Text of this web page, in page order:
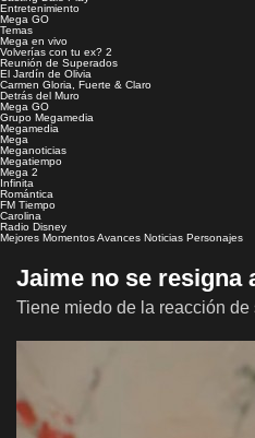
Entretenimiento
Mega GO
Temas
Mega en vivo
Volverías con tu ex? 2
Reunión de Superados
El Jardín de Olivia
Carmen Gloria, Fuerte & Claro
Detrás del Muro
Mega GO
Grupo Megamedia
Megamedia
Mega
Meganoticias
Megatiempo
Mega 2
Infinita
Romántica
FM Tiempo
Carolina
Radio Disney
Mejores MomentosAvances Noticias Personajes
Jaime no se resigna
Tiene miedo de la reacción